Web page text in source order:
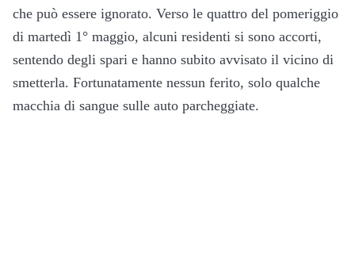
che può essere ignorato. Verso le quattro del pomeriggio
di martedì 1° maggio, alcuni residenti si sono accorti,
sentendo degli spari e hanno subito avvisato il vicino di
smetterla. Fortunatamente nessun ferito, solo qualche
macchia di sangue sulle auto parcheggiate.